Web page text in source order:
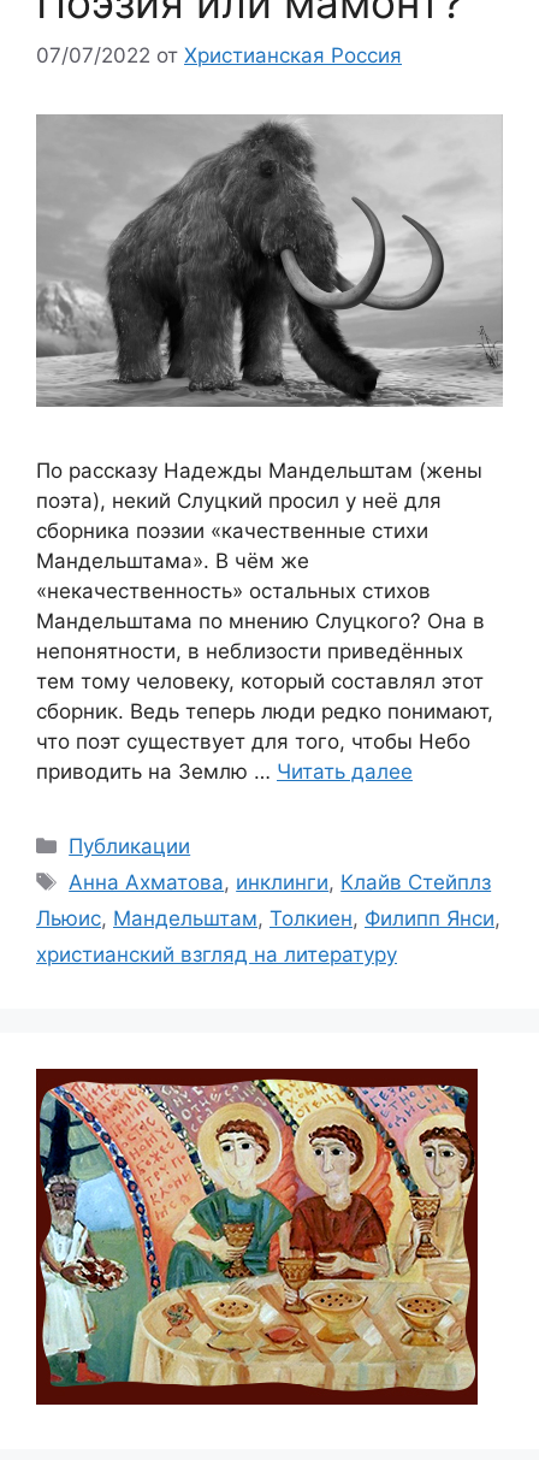
07/07/2022 от Христианская Россия
По рассказу Надежды Мандельштам (жены
поэта), некий Слуцкий просил у неё для
сборника поэзии «качественные стихи
Мандельштама». В чём же
«некачественность» остальных стихов
Мандельштама по мнению Слуцкого? Она в
непонятности, в неблизости приведённых
тем тому человеку, который составлял этот
сборник. Ведь теперь люди редко понимают,
что поэт существует для того, чтобы Небо
приводить на Землю … Читать далее
Рубрики
Публикации
Метки
Анна Ахматова, инклинги, Клайв Стейплз
Льюис, Мандельштам, Толкиен, Филипп Янси,
христианский взгляд на литературу